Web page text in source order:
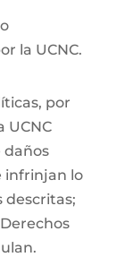
la UCNC.
por
UCNC
daños
infrinjan lo
descritas;